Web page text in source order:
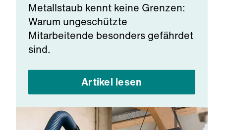
Metallstaub kennt keine Grenzen:
Warum ungeschützte
Mitarbeitende besonders gefährdet
sind.
Artikel lesen